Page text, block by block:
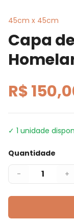
45cm x 45cm
Capa
R$
✓ 1 unidade
Quantidade
- 1 +